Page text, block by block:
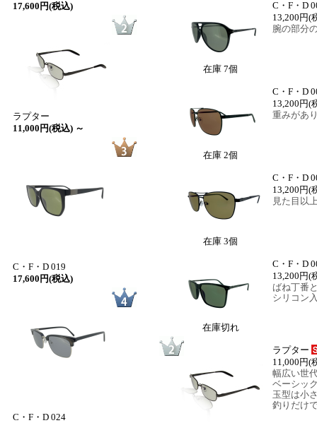
17,600円(税込)
ラプター
11,000円(税込) ～
C・F・D 019
17,600円(税込)
C・F・D 024
在庫 7個
C・F・D
13,200円(
腕の部分
在庫 2個
C・F・D
13,200円(
重みがあ
在庫 3個
C・F・D
13,200円(
見た目以
在庫切れ
C・F・D
13,200円(
ばね丁番
シリコン
ラプター
11,000円(
幅広い世
ベーシッ
玉型は小
釣りだけ